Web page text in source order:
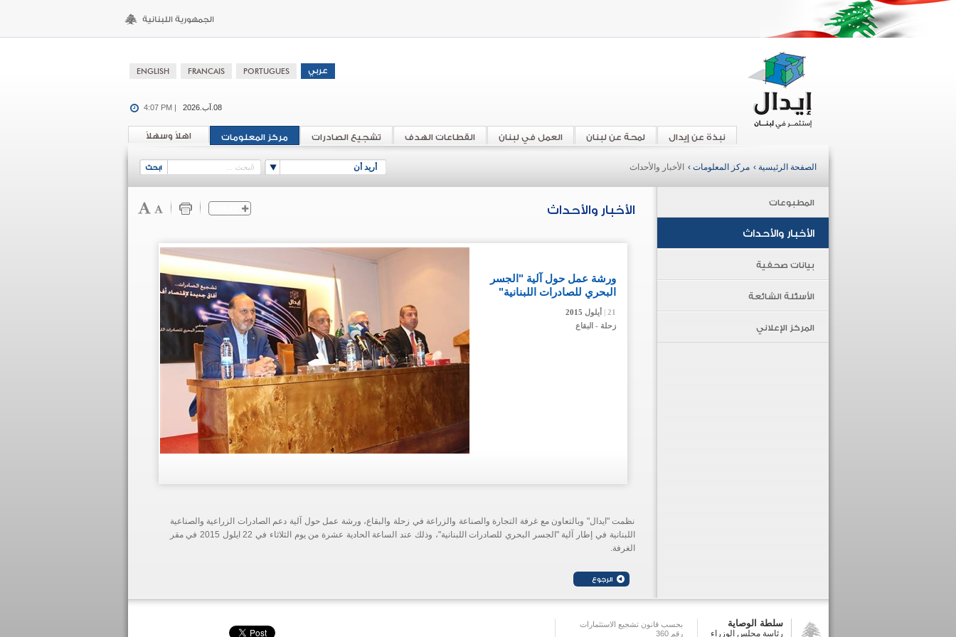
08.آب.2026 4:07 PM |
اهلاً وسهلاً مركز المعلومات تشجيع الصادرات القطاعات الهدف العمل في لبنان لمحة عن لبنان نبذة عن إيدال
أريد أن الصفحة الرئيسية › مركز المعلومات › الأخبار والأحداث
المطبوعات
الأخبار والأحداث
بيانات صحفية
الأسئلة الشائعة
المركز الإعلاني
الأخبار والأحداث
21 | أيلول
ورشة عمل حول آلية "الجسر
البحري للصادرات اللبنانية"
21 | أيلول
زحلة - البقاع
21 | أيلول
نظمت "ايدال" وبالتعاون مع غرفة التجارة والصناعة والزراعة في زحلة والبقاع، ورشة عمل حول آلية دعم الصادرات الزراعية والصناعية
اللبنانية في إطار آلية "الجسر البحري للصادرات اللبنانية"، وذلك عند الساعة الحادية عشرة من يوم الثلاثاء في 22 ايلول 2015 في مقر
الغرفة.
سلطة الوصاية
رئاسة مجلس الوزراء
بحسب قانون تشجيع الاستثمارات
رقم 360